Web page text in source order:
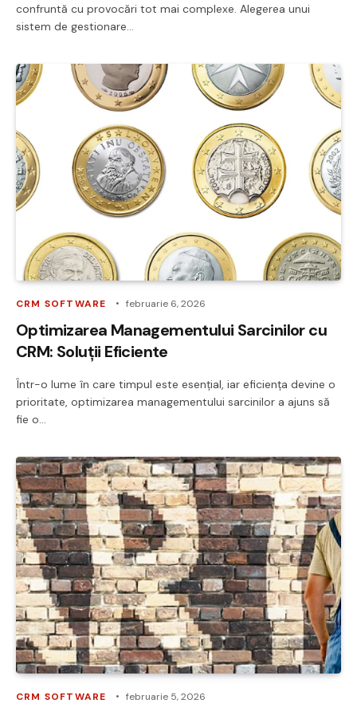
confruntă cu provocări tot mai complexe. Alegerea unui
sistem de gestionare…
CRM SOFTWARE februarie 6, 2026
Optimizarea Managementului Sarcinilor cu
CRM: Soluții Eficiente
Într-o lume în care timpul este esențial, iar eficiența devine o
prioritate, optimizarea managementului sarcinilor a ajuns să
fie o…
CRM SOFTWARE februarie 5, 2026